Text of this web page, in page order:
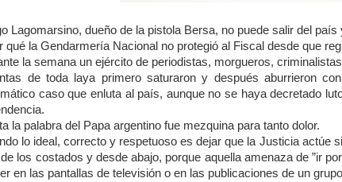
Lagomarsino, dueño de la pistola Bersa, no puede salir del
qué la Gendarmería Nacional no protegió al Fiscal desde que
la semana un ejército de periodistas, morgueros,
de toda laya primero saturaron y después aburrieron
caso que enluta al país, aunque no se haya decretado
la palabra del Papa argentino fue mezquina para tanto dolor.
lo ideal, correcto y respetuoso es dejar que la Justicia actúe
los costados y desde abajo, porque aquella amenaza de ”ir
en las pantallas de televisión o en las publicaciones de un